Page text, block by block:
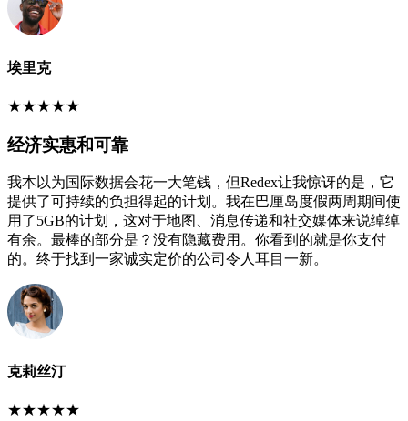
埃里克
★★★★★
经济实惠和可靠
我本以为国际数据会花一大笔钱，但Redex让我惊讶的是，它
提供了可持续的负担得起的计划。我在巴厘岛度假两周期间使
用了5GB的计划，这对于地图、消息传递和社交媒体来说绰绰
有余。最棒的部分是？没有隐藏费用。你看到的就是你支付
的。终于找到一家诚实定价的公司令人耳目一新。
克莉丝汀
★★★★★